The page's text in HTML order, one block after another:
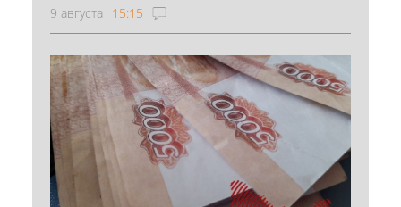
9 августа 15:15